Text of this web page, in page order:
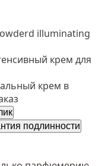
illuminating
крем для
крем в
подлинности